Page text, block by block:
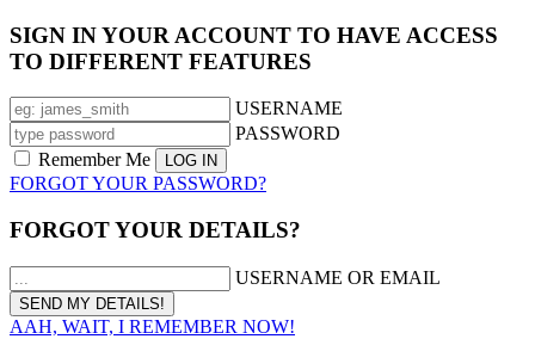
SIGN IN YOUR ACCOUNT TO HAVE ACCESS
TO DIFFERENT FEATURES
USERNAME
PASSWORD
Remember Me
FORGOT YOUR PASSWORD?
FORGOT YOUR DETAILS?
USERNAME OR EMAIL
AAH, WAIT, I REMEMBER NOW!